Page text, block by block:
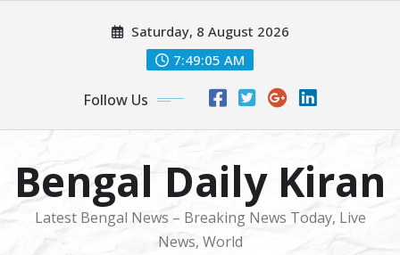
Saturday, 8 August 2026
7:49:07 AM
Follow Us
Bengal Daily Kiran
Latest Bengal News – Breaking News Today, Live
News, World